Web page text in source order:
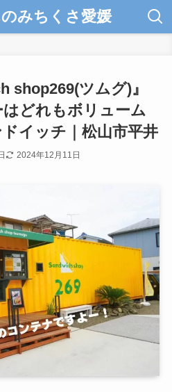
みちくさ愛媛
shop269(ツムグ)』
どれもボリューム
イッチ｜松山市平井
2024年12月11日